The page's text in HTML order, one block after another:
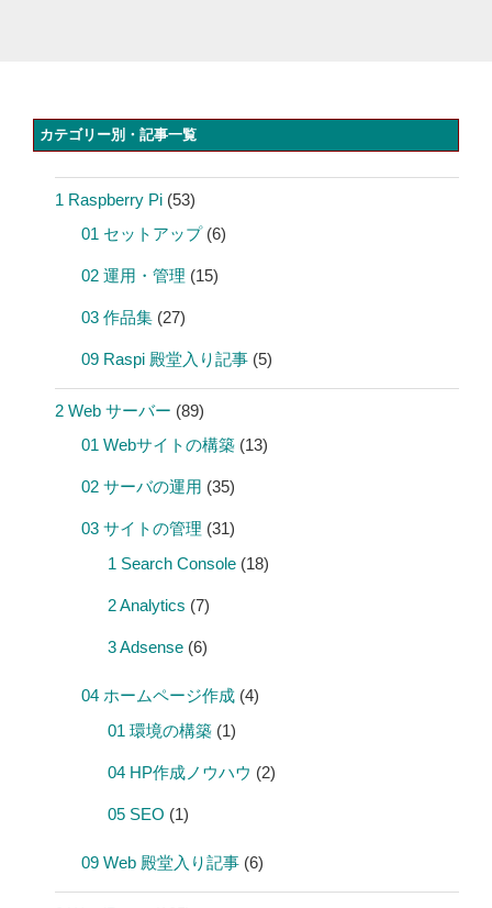
カテゴリー別・記事一覧
1 Raspberry Pi (53)
01 セットアップ(6)
02 運用・管理 (15)
03 作品集 (27)
09 Raspi 殿堂入り記事 (5)
2 Web サーバー (89)
01 Webサイトの構築 (13)
02 サーバの運用 (35)
03 サイトの管理 (31)
1 Search Console (18)
2 Analytics (7)
3 Adsense (6)
04 ホームページ作成 (4)
01 環境の構築 (1)
04 HP作成ノウハウ (2)
05 SEO (1)
09 Web 殿堂入り記事 (6)